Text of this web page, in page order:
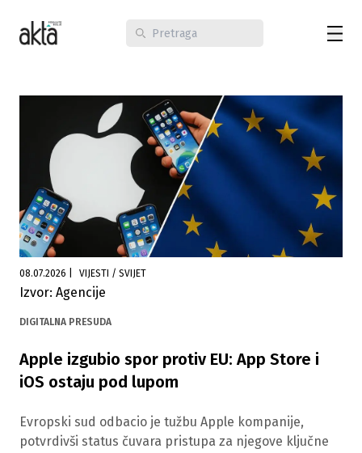
08.07.2026 VIJESTI / SVIJET
Izvor: Agencije
DIGITALNA PRESUDA
Apple izgubio spor protiv EU: App Store i
iOS ostaju pod lupom
Evropski sud odbacio je tužbu Apple kompanije,
potvrdivši status čuvara pristupa za njegove ključne